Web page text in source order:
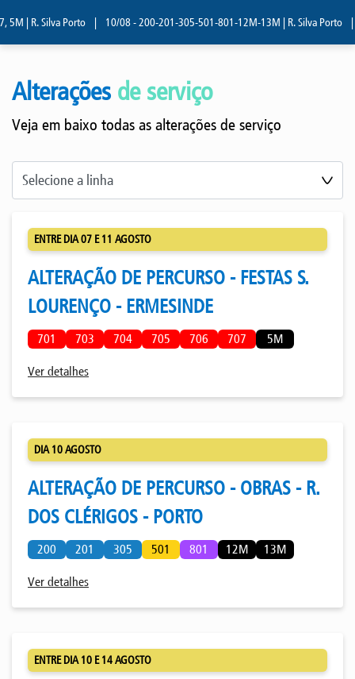
Porto | 10/08 - 200-201-305-501-801-12M-13M | R. Silva Porto | 10/08
Alterações de serviço
Veja em baixo todas as alterações de serviço
ENTRE DIA 07 E 11 AGOSTO
ALTERAÇÃO DE PERCURSO - FESTAS S.
LOURENÇO - ERMESINDE
701 703 704 705 706 707 5M
Ver detalhes
DIA 10 AGOSTO
ALTERAÇÃO DE PERCURSO - OBRAS - R.
DOS CLÉRIGOS - PORTO
200 201 305 501 801 12M 13M
Ver detalhes
ENTRE DIA 10 E 14 AGOSTO